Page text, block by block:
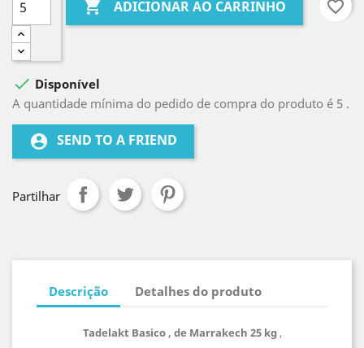
 ADICIONAR AO CARRINHO favorite_border
 Disponível
A quantidade mínima do pedido de compra do produto é 5 .
account_circle SEND TO A FRIEND
Partilhar
Descrição Detalhes do produto
Tadelakt Basico , de Marrakech 25 kg,